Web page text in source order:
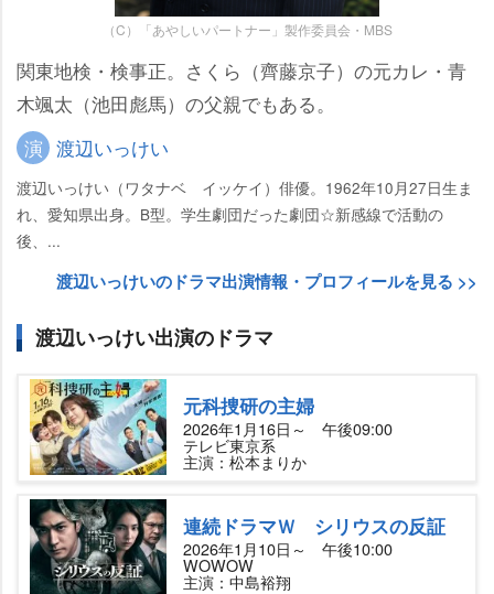
（C）「あやしいパートナー」製作委員会・MBS
関東地検・検事正。さくら（齊藤京子）の元カレ・青
木颯太（池田彪馬）の父親でもある。
演 渡辺いっけい
渡辺いっけい（ワタナベ イッケイ）俳優。1962年10月27日生ま
れ、愛知県出身。B型。学生劇団だった劇団☆新感線で活動の
後、...
渡辺いっけいのドラマ出演情報・プロフィールを見る >>
渡辺いっけい出演のドラマ
元科捜研の主婦
2026年1月16日～ 午後09:00
テレビ東京系
主演：松本まりか
連続ドラマＷ シリウスの反証
2026年1月10日～ 午後10:00
WOWOW
主演：中島裕翔